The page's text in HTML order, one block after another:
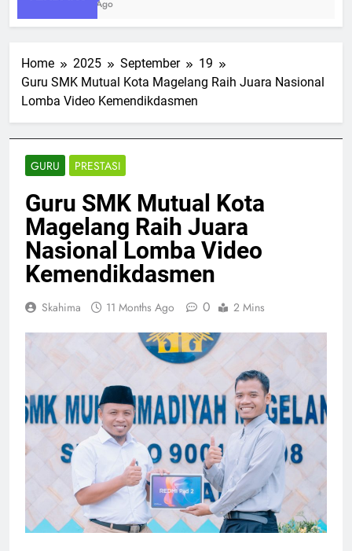
2 Weeks Ago
Home 2025 September
19
Guru SMK Mutual Kota Magelang Raih Juara Nasional
Lomba Video Kemendikdasmen
GURU PRESTASI
Guru SMK Mutual Kota
Magelang Raih Juara
Nasional Lomba Video
Kemendikdasmen
Skahima 11 Months Ago 0 2 Mins